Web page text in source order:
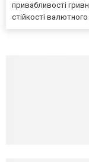
привабливості
стійкості